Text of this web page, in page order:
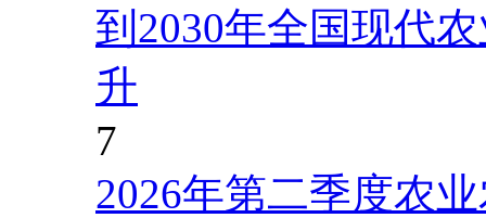
到2030年全国现代
升
7
2026年第二季度农